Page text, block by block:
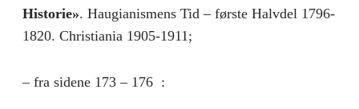
Historie». Haugianismens Tid – første Halvdel 1796-
1820. Christiania 1905-1911;
– fra sidene 173 – 176 :